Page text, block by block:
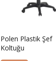
Polen Plastik Şef
Koltuğu